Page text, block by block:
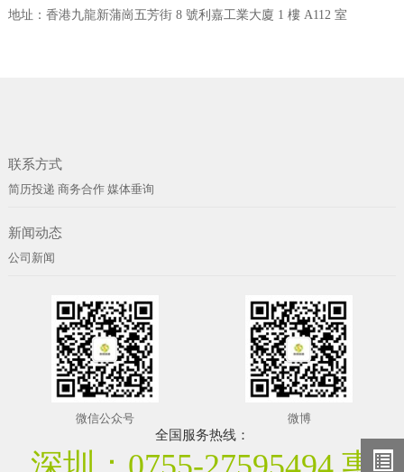
地址：香港九龍新蒲崗五芳街 8 號利嘉工業大廈 1 樓 A112 室
联系方式
简历投递 商务合作 媒体垂询
新闻动态
公司新闻
微信公众号 微博
全国服务热线：